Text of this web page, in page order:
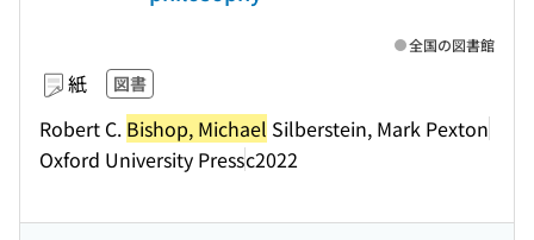
紙 図書
Robert C. Bishop, Michael Silberstein, Mark Pexton
Oxford University Pressc2022
全国の図書館